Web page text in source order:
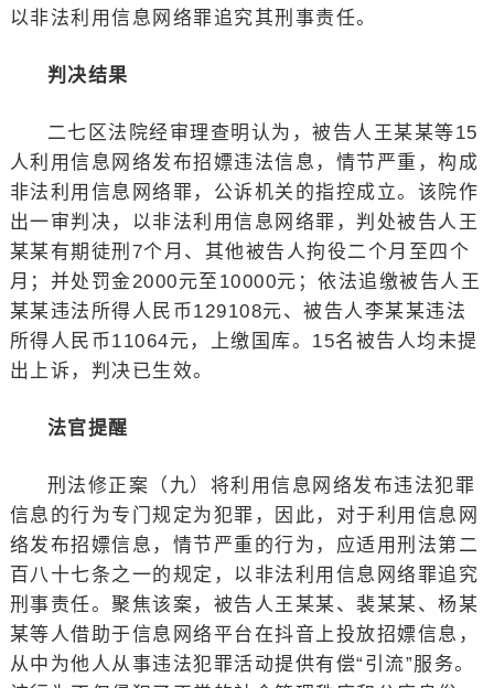
以非法利用信息网络罪追究其刑事责任。
判决结果
二七区法院经审理查明认为，被告人王某某等15
人利用信息网络发布招嫖违法信息，情节严重，构成
非法利用信息网络罪，公诉机关的指控成立。该院作
出一审判决，以非法利用信息网络罪，判处被告人王
某某有期徒刑7个月、其他被告人拘役二个月至四个
月；并处罚金2000元至10000元；依法追缴被告人王
某某违法所得人民币129108元、被告人李某某违法
所得人民币11064元，上缴国库。15名被告人均未提
出上诉，判决已生效。
法官提醒
刑法修正案（九）将利用信息网络发布违法犯罪
信息的行为专门规定为犯罪，因此，对于利用信息网
络发布招嫖信息，情节严重的行为，应适用刑法第二
百八十七条之一的规定，以非法利用信息网络罪追究
刑事责任。聚焦该案，被告人王某某、裴某某、杨某
某等人借助于信息网络平台在抖音上投放招嫖信息，
从中为他人从事违法犯罪活动提供有偿“引流”服务。